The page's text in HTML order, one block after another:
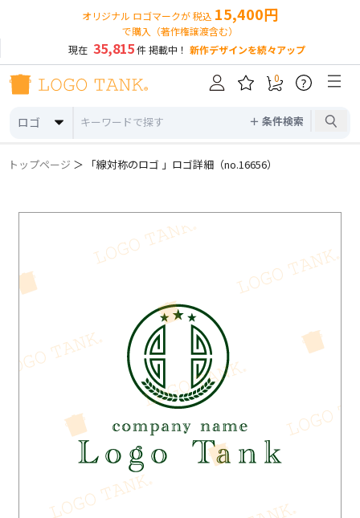
オリジナル ロゴマークが 税込 15,400円
で購入（著作権譲渡含む）
現在 35,815件 掲載中！ 新作デザインを続々アップ
ロゴ ＋ 条件検索
0 ?
トップページ ＞ 「線対称のロゴ 」ロゴ詳細（no.16656）